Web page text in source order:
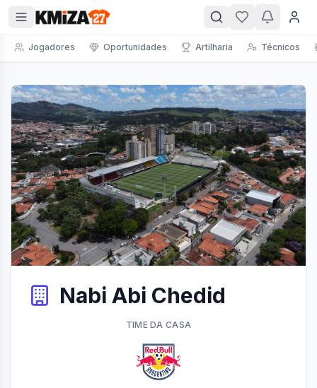
Jogadores Oportunidades Artilharia Técnicos
Nabi Abi Chedid
TIMEDA CASA